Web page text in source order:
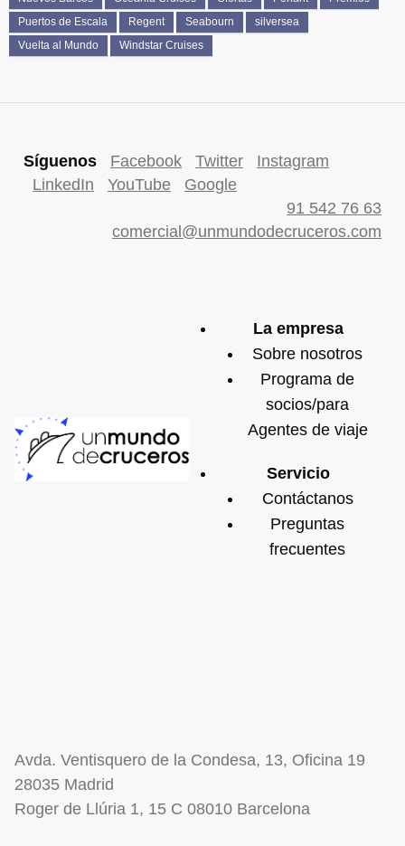
Puertos de Escala
Regent Seabourn
silversea
Vuelta al Mundo
Windstar Cruises
Síguenos Facebook Twitter
Instagram
LinkedIn
YouTube
Google
91 542 76 63
comercial@unmundodecruceros.com
La empresa
Sobre nosotros
Programa de
socios/para
Agentes de viaje
Servicio
Contáctanos
Preguntas
frecuentes
Avda. Ventisquero de la Condesa, 13, Oficina 19
28035 Madrid
Roger de Llúria 1, 15 C 08010 Barcelona